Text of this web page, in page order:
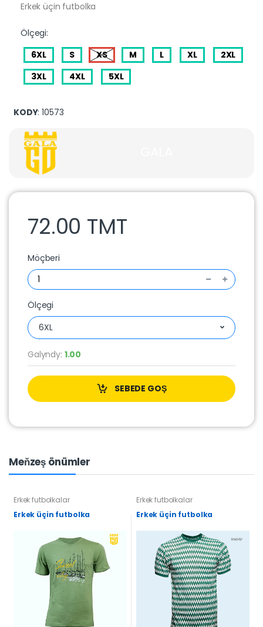
Erkek üçin futbolka
Ölçegi:
6XL
S XS M L XL
2XL
3XL
4XL 5XL
KODY: 10573
72.00 TMT
Möçberi
Ölçegi
6XL
Galyndy: 1.00
SEBEDE GOŞ
Meňzeş önümler
Erkek futbolkalar
Erkek üçin futbolka
Erkek futbolkalar
Erkek üçin futbolka